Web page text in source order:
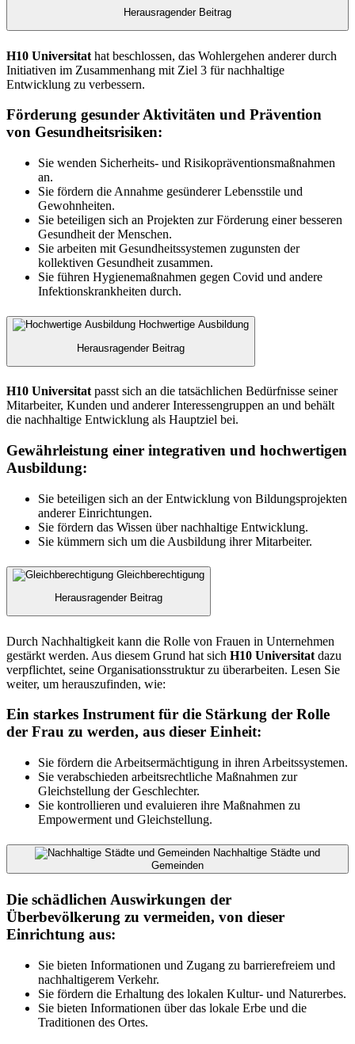
Herausragender Beitrag
H10 Universitat hat beschlossen, das Wohlergehen anderer durch
Initiativen im Zusammenhang mit Ziel 3 für nachhaltige
Entwicklung zu verbessern.
Förderung gesunder Aktivitäten und Prävention
von Gesundheitsrisiken:
Sie wenden Sicherheits- und Risikopräventionsmaßnahmen
an.
Sie fördern die Annahme gesünderer Lebensstile und
Gewohnheiten.
Sie beteiligen sich an Projekten zur Förderung einer besseren
Gesundheit der Menschen.
Sie arbeiten mit Gesundheitssystemen zugunsten der
kollektiven Gesundheit zusammen.
Sie führen Hygienemaßnahmen gegen Covid und andere
Infektionskrankheiten durch.
Hochwertige Ausbildung
Herausragender Beitrag
H10 Universitat passt sich an die tatsächlichen Bedürfnisse seiner
Mitarbeiter, Kunden und anderer Interessengruppen an und behält
die nachhaltige Entwicklung als Hauptziel bei.
Gewährleistung einer integrativen und hochwertigen
Ausbildung:
Sie beteiligen sich an der Entwicklung von Bildungsprojekten
anderer Einrichtungen.
Sie fördern das Wissen über nachhaltige Entwicklung.
Sie kümmern sich um die Ausbildung ihrer Mitarbeiter.
Gleichberechtigung
Herausragender Beitrag
Durch Nachhaltigkeit kann die Rolle von Frauen in Unternehmen
gestärkt werden. Aus diesem Grund hat sich H10 Universitat dazu
verpflichtet, seine Organisationsstruktur zu überarbeiten. Lesen Sie
weiter, um herauszufinden, wie:
Ein starkes Instrument für die Stärkung der Rolle
der Frau zu werden, aus dieser Einheit:
Sie fördern die Arbeitsermächtigung in ihren Arbeitssystemen.
Sie verabschieden arbeitsrechtliche Maßnahmen zur
Gleichstellung der Geschlechter.
Sie kontrollieren und evaluieren ihre Maßnahmen zu
Empowerment und Gleichstellung.
Nachhaltige Städte und
Gemeinden
Die schädlichen Auswirkungen der
Überbevölkerung zu vermeiden, von dieser
Einrichtung aus:
Sie bieten Informationen und Zugang zu barrierefreiem und
nachhaltigerem Verkehr.
Sie fördern die Erhaltung des lokalen Kultur- und Naturerbes.
Sie bieten Informationen über das lokale Erbe und die
Traditionen des Ortes.